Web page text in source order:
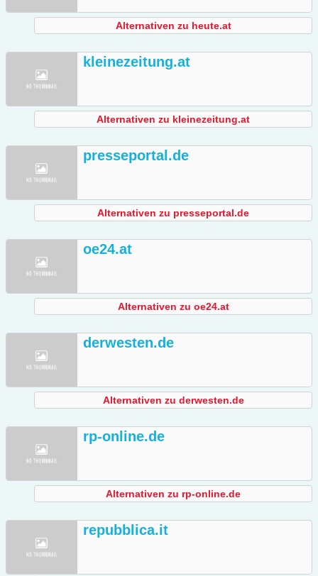
Alternativen zu heute.at
kleinezeitung.at
Alternativen zu kleinezeitung.at
presseportal.de
Alternativen zu presseportal.de
oe24.at
Alternativen zu oe24.at
derwesten.de
Alternativen zu derwesten.de
rp-online.de
Alternativen zu rp-online.de
repubblica.it